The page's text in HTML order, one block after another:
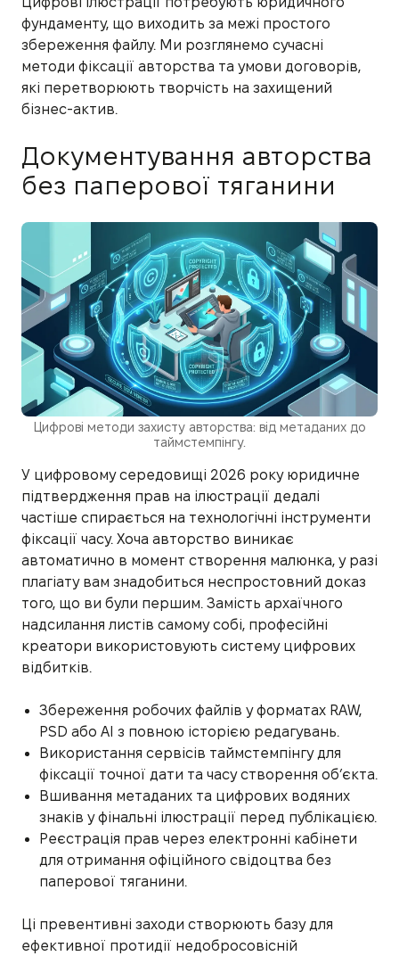
фундаменту, що виходить за межі простого
збереження файлу. Ми розглянемо сучасні
методи фіксації авторства та умови договорів,
які перетворюють творчість на захищений
бізнес-актив.
Документування авторства
без паперової тяганини
Цифрові методи захисту авторства: від метаданих до
таймстемпінгу.
У цифровому середовищі 2026 року юридичне
підтвердження прав на ілюстрації дедалі
частіше спирається на технологічні інструменти
фіксації часу. Хоча авторство виникає
автоматично в момент створення малюнка, у разі
плагіату вам знадобиться неспростовний доказ
того, що ви були першим. Замість архаїчного
надсилання листів самому собі, професійні
креатори використовують систему цифрових
відбитків.
Збереження робочих файлів у форматах RAW,
PSD або AI з повною історією редагувань.
Використання сервісів таймстемпінгу для
фіксації точної дати та часу створення об’єкта.
Вшивання метаданих та цифрових водяних
знаків у фінальні ілюстрації перед публікацією.
Реєстрація прав через електронні кабінети
для отримання офіційного свідоцтва без
паперової тяганини.
Ці превентивні заходи створюють базу для
ефективної протидії недобросовісній